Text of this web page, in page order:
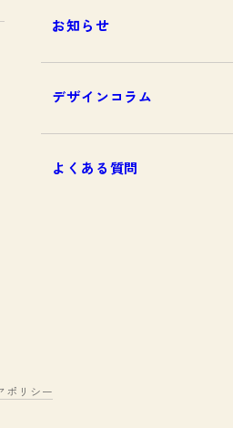
お知らせ
デザインコラム
よくある質問
ポリシー